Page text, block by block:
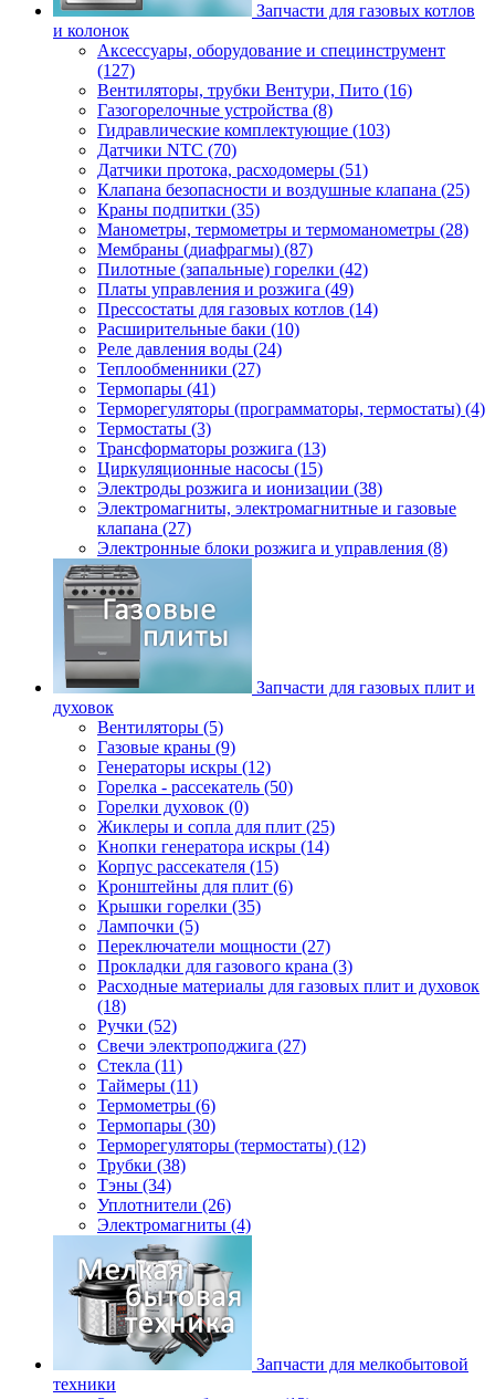
Запчасти для газовых котлов
и колонок
Аксессуары, оборудование и специнструмент
(127)
Вентиляторы, трубки Вентури, Пито (16)
Газогорелочные устройства (8)
Гидравлические комплектующие (103)
Датчики NTC (70)
Датчики протока, расходомеры (51)
Клапана безопасности и воздушные клапана (25)
Краны подпитки (35)
Манометры, термометры и термоманометры (28)
Мембраны (диафрагмы) (87)
Пилотные (запальные) горелки (42)
Платы управления и розжига (49)
Прессостаты для газовых котлов (14)
Расширительные баки (10)
Реле давления воды (24)
Теплообменники (27)
Термопары (41)
Терморегуляторы (программаторы, термостаты) (4)
Термостаты (3)
Трансформаторы розжига (13)
Циркуляционные насосы (15)
Электроды розжига и ионизации (38)
Электромагниты, электромагнитные и газовые
клапана (27)
Электронные блоки розжига и управления (8)
Запчасти для газовых плит и
духовок
Вентиляторы (5)
Газовые краны (9)
Генераторы искры (12)
Горелка - рассекатель (50)
Горелки духовок (0)
Жиклеры и сопла для плит (25)
Кнопки генератора искры (14)
Корпус рассекателя (15)
Кронштейны для плит (6)
Крышки горелки (35)
Лампочки (5)
Переключатели мощности (27)
Прокладки для газового крана (3)
Расходные материалы для газовых плит и духовок
(18)
Ручки (52)
Свечи электроподжига (27)
Стекла (11)
Таймеры (11)
Термометры (6)
Термопары (30)
Терморегуляторы (термостаты) (12)
Трубки (38)
Тэны (34)
Уплотнители (26)
Электромагниты (4)
Запчасти для мелкобытовой
техники